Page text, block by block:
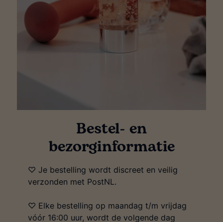
Bestel- en
bezorginformatie
♡ Je bestelling wordt discreet en veilig
verzonden met PostNL.
♡ Elke bestelling op maandag t/m vrijdag
vóór 16:00 uur, wordt de volgende dag